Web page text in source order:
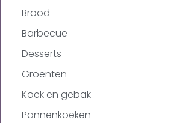
Brood
Barbecue
Desserts
Groenten
Koek en gebak
Pannenkoeken